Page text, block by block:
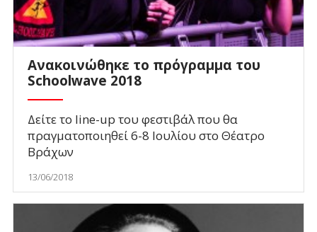
Ανακοινώθηκε το πρόγραμμα του
Schoolwave 2018
Δείτε το line-up του φεστιβάλ που θα
πραγματοποιηθεί 6-8 Ιουλίου στο Θέατρο
Βράχων
13/06/2018